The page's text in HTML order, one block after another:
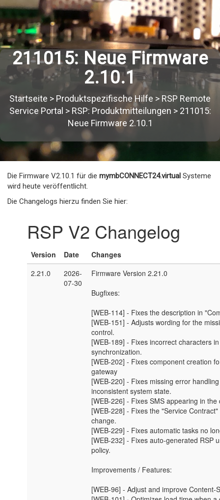
211015: Neue Firmware
2.10.1
Startseite > Produktspezifische Hilfe > RSP Remote
Service Portal > RSP: Produktmitteilungen > 211015:
Neue Firmware 2.10.1
Die Firmware V2.10.1 für die mymbCONNECT24.virtual Systeme
wird heute veröffentlicht.
Die Changelogs hierzu finden Sie hier: